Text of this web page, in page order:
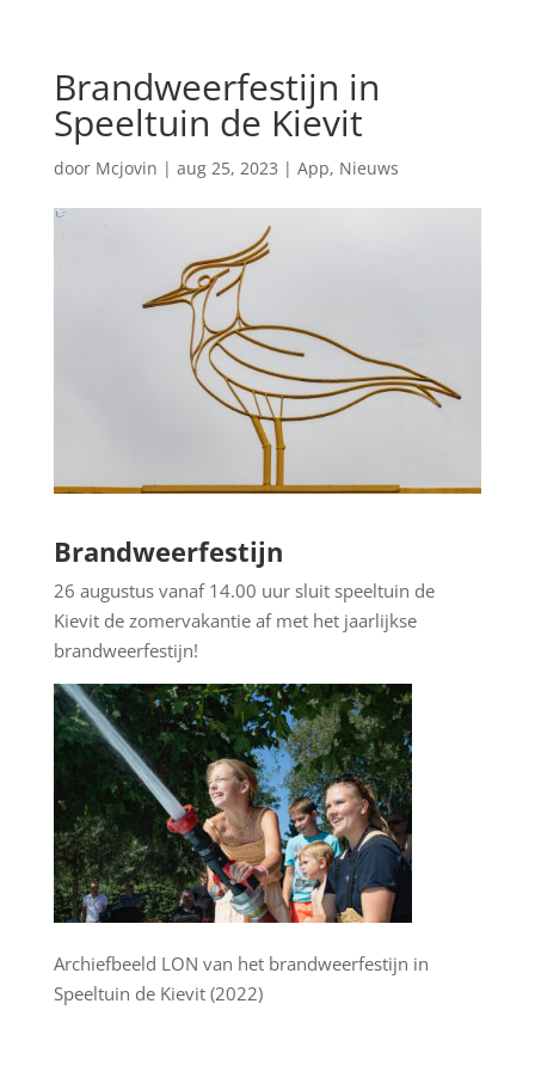
Brandweerfestijn in
Speeltuin de Kievit
door Mcjovin | aug 25, 2023 | App, Nieuws
Brandweerfestijn
26 augustus vanaf 14.00 uur sluit speeltuin de
Kievit de zomervakantie af met het jaarlijkse
brandweerfestijn!
Archiefbeeld LON van het brandweerfestijn in
Speeltuin de Kievit (2022)